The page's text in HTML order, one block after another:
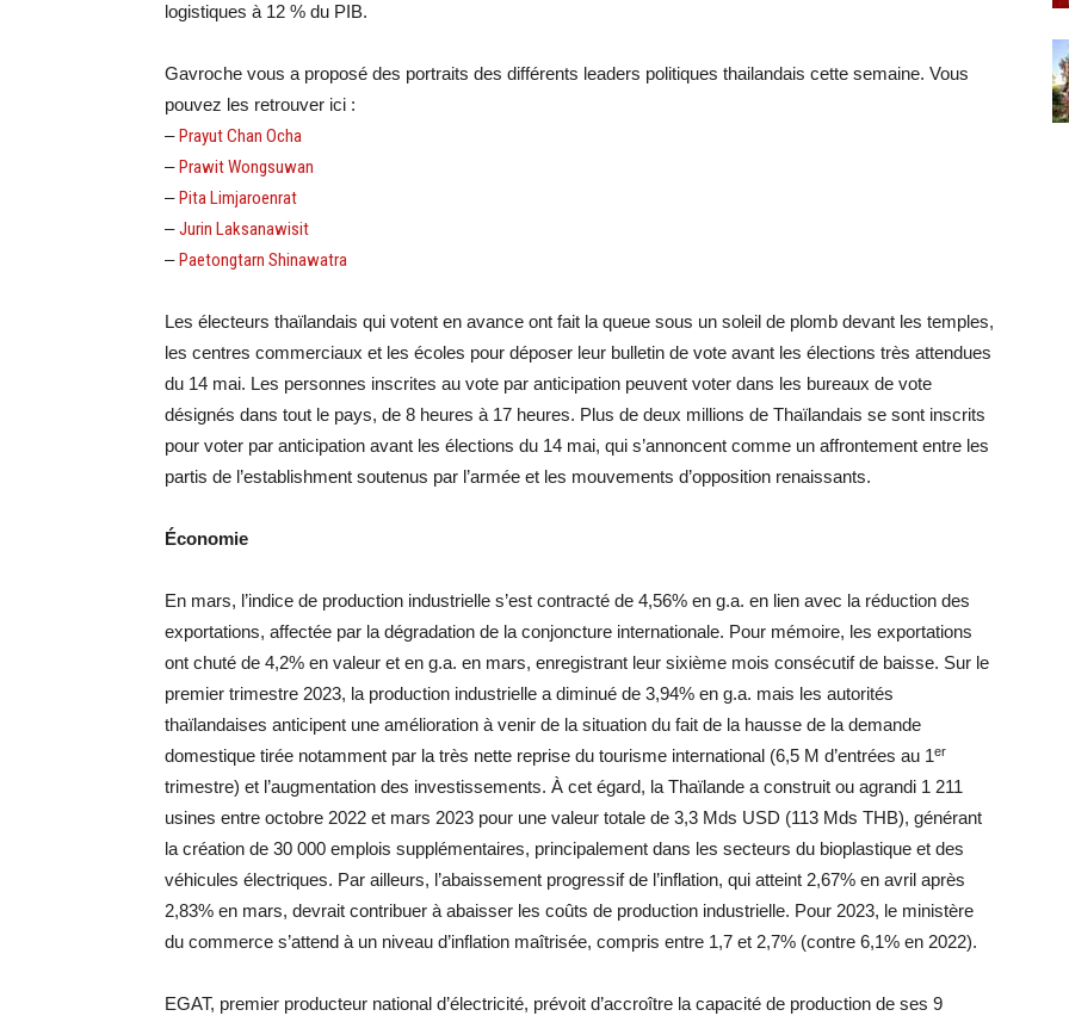
logistiques à 12 % du PIB.
Gavroche vous a proposé des portraits des différents leaders politiques thailandais cette semaine. Vous
pouvez les retrouver ici :
– Prayut Chan Ocha
– Prawit Wongsuwan
– Pita Limjaroenrat
–Jurin Laksanawisit
– Paetongtarn Shinawatra
Les électeurs thaïlandais qui votent en avance ont fait la queue sous un soleil de plomb devant les temples,
les centres commerciaux et les écoles pour déposer leur bulletin de vote avant les élections très attendues
du 14 mai. Les personnes inscrites au vote par anticipation peuvent voter dans les bureaux de vote
désignés dans tout le pays, de 8 heures à 17 heures. Plus de deux millions de Thaïlandais se sont inscrits
pour voter par anticipation avant les élections du 14 mai, qui s’annoncent comme un affrontement entre les
partis de l’establishment soutenus par l’armée et les mouvements d’opposition renaissants.
Économie
En mars, l’indice de production industrielle s’est contracté de 4,56% en g.a. en lien avec la réduction des
exportations, affectée par la dégradation de la conjoncture internationale. Pour mémoire, les exportations
ont chuté de 4,2% en valeur et en g.a. en mars, enregistrant leur sixième mois consécutif de baisse. Sur le
premier trimestre 2023, la production industrielle a diminué de 3,94% en g.a. mais les autorités
thaïlandaises anticipent une amélioration à venir de la situation du fait de la hausse de la demande
domestique tirée notamment par la très nette reprise du tourisme international (6,5 M d’entrées au 1er
trimestre) et l’augmentation des investissements. À cet égard, la Thaïlande a construit ou agrandi 1 211
usines entre octobre 2022 et mars 2023 pour une valeur totale de 3,3 Mds USD (113 Mds THB), générant
la création de 30 000 emplois supplémentaires, principalement dans les secteurs du bioplastique et des
véhicules électriques. Par ailleurs, l’abaissement progressif de l’inflation, qui atteint 2,67% en avril après
2,83% en mars, devrait contribuer à abaisser les coûts de production industrielle. Pour 2023, le ministère
du commerce s’attend à un niveau d’inflation maîtrisée, compris entre 1,7 et 2,7% (contre 6,1% en 2022).
EGAT, premier producteur national d’électricité, prévoit d’accroître la capacité de production de ses 9